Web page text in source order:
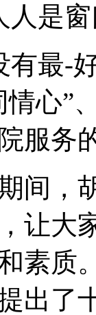
是窗
-好
情心”
服务
，胡
让大
素质
出了